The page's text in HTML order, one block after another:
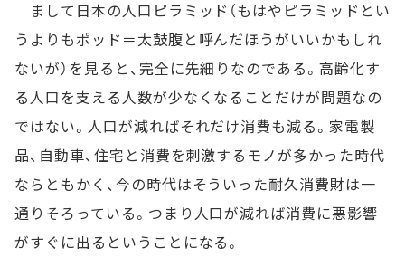
まして日本の人口ピラミッド（もはやピラミッドとい
うよりもポッド＝太鼓腹と呼んだほうがいいかもしれ
ないが）を見ると、完全に先細りなのである。高齢化す
る人口を支える人数が少なくなることだけが問題なの
ではない。人口が減ればそれだけ消費も減る。家電製
品、自動車、住宅と消費を刺激するモノが多かった時代
ならともかく、今の時代はそういった耐久消費財は一
通りそろっている。つまり人口が減れば消費に悪影響
がすぐに出るということになる。